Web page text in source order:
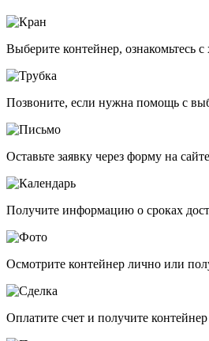
Выберите контейнер, ознакомьтесь с
Позвоните, если нужна помощь с
Оставьте заявку через форму на
Получите информацию о сроках
Осмотрите контейнер лично или
Оплатите счет и получите